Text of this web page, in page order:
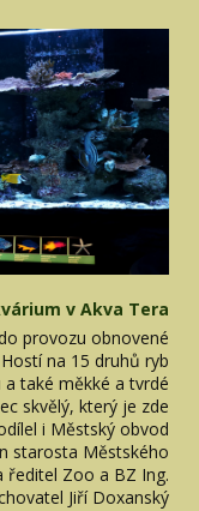
v Akva Tera
provozu obnovené
na 15 druhů ryb
také měkké a tvrdé
skvělý, který je zde
i Městský obvod
starosta Městského
ředitel Zoo a BZ Ing.
Jiří Doxanský